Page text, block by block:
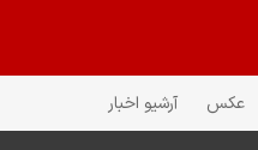
عکس آرشیو اخبار